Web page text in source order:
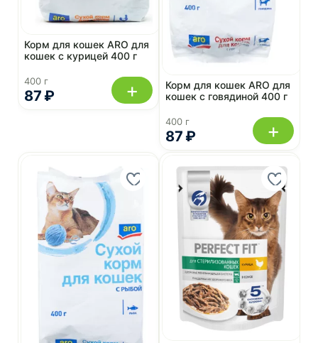
87 ₽
Корм для кошек ARO для
кошек с курицей 400 г
400 г +
87 ₽
Корм для кошек ARO для
кошек с говядиной 400 г
400 г +